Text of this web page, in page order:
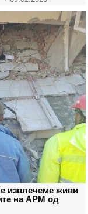
извлечеме живи
на АРМ од